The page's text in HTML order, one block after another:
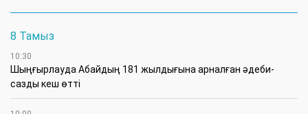
8 Тамыз
10:30
Шыңғырлауда Абайдың 181 жылдығына арналған әдеби-
сазды кеш өтті